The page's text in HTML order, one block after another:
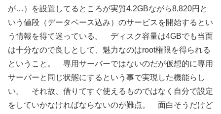
が…）を設置してるところが実質4.2GBながら8,820円と
いう値段（データベース込み）のサービスを開始するとい
う情報を得て迷っている。 ディスク容量は4GBでも当面
は十分なので良しとして、魅力なのはroot権限を得られる
ということ。 専用サーバーではないのだが仮想的に専用
サーバーと同じ状態にするという事で実現した機能らし
い。 それ故、借りてすぐ使えるものではなく自分で設定
をしていかなければならないのが難点。 面白そうだけど